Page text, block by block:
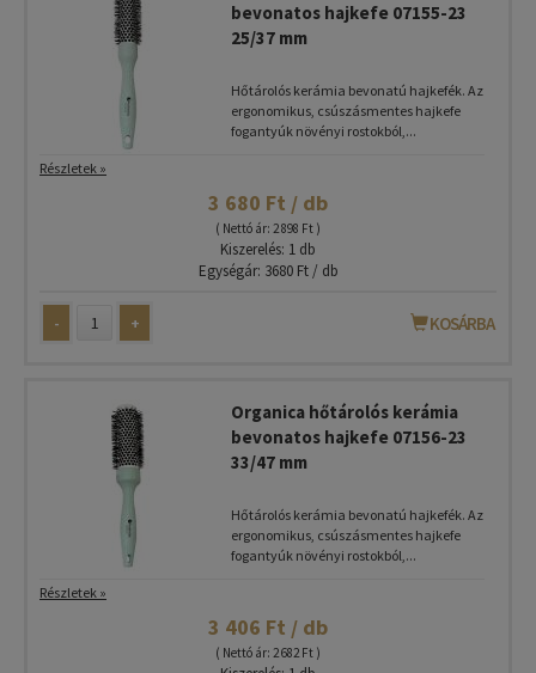
bevonatos hajkefe 07155-23
25/37 mm
Hőtárolós kerámia bevonatú hajkefék. Az
ergonomikus, csúszásmentes hajkefe
fogantyúk növényi rostokból,...
Részletek »
3 680 Ft / db
( Nettó ár: 2 898 Ft )
Kiszerelés: 1 db
Egységár: 3680 Ft / db
- + KOSÁRBA
Organica hőtárolós kerámia
bevonatos hajkefe 07156-23
33/47 mm
Hőtárolós kerámia bevonatú hajkefék. Az
ergonomikus, csúszásmentes hajkefe
fogantyúk növényi rostokból,...
Részletek »
3 406 Ft / db
( Nettó ár: 2 682 Ft )